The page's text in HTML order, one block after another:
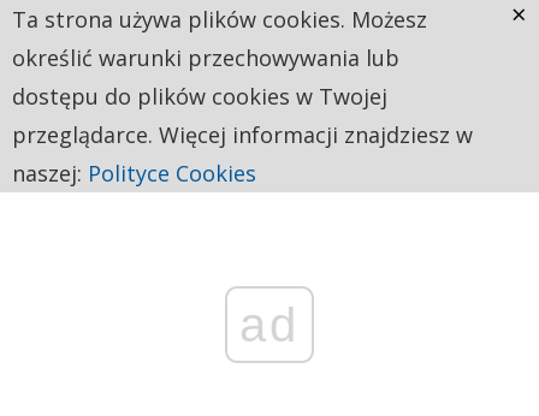
ad
Ta strona używa plików cookies. Możesz
określić warunki przechowywania lub
dostępu do plików cookies w Twojej
przeglądarce. Więcej informacji znajdziesz w
naszej: Polityce Cookies
×